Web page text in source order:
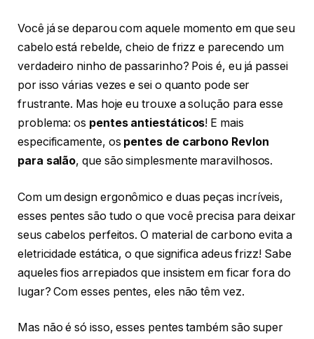
Você já se deparou com aquele momento em que seu
cabelo está rebelde, cheio de frizz e parecendo um
verdadeiro ninho de passarinho? Pois é, eu já passei
por isso várias vezes e sei o quanto pode ser
frustrante. Mas hoje eu trouxe a solução para esse
problema: os pentes antiestáticos! E mais
especificamente, os pentes de carbono Revlon
para salão, que são simplesmente maravilhosos.
Com um design ergonômico e duas peças incríveis,
esses pentes são tudo o que você precisa para deixar
seus cabelos perfeitos. O material de carbono evita a
eletricidade estática, o que significa adeus frizz! Sabe
aqueles fios arrepiados que insistem em ficar fora do
lugar? Com esses pentes, eles não têm vez.
Mas não é só isso, esses pentes também são super